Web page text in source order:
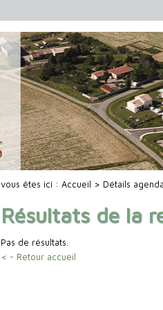
vous êtes ici : Accueil > Détails
Résultats de la
Pas de résultats.
< - Retour accueil